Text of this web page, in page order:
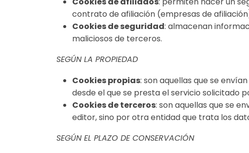
contrato de afiliación (empresas de
Cookies de seguridad: almacenan
maliciosos de terceros.
SEGÚN LA PROPIEDAD
Cookies propias: son aquellas que se
desde el que se presta el servicio solicitado
Cookies de terceros: son aquellas que se
editor, sino por otra entidad que trata los
SEGÚN EL PLAZO DE CONSERVACIÓN